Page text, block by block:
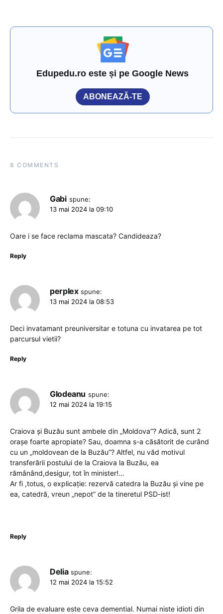
Edupedu.ro este și pe Google News
ABONEAZĂ-TE
8 COMMENTS
Gabi spune:
13 mai 2024 la 09:10
Oare i se face reclama mascata? Candideaza?
Reply
perplex spune:
13 mai 2024 la 08:53
Deci invatamant preuniversitar e totuna cu invatarea pe tot
parcursul vietii?
Reply
Glodeanu spune:
12 mai 2024 la 19:15
Craiova și Buzău sunt ambele din „Moldova”? Adică, sunt 2
orașe foarte apropiate? Sau, doamna s-a căsătorit de curând
cu un „moldovean de la Buzău”? Altfel, nu văd motivul
transferării postului de la Craiova la Buzău, ea
rămânând,desigur, tot în minister!…
Ar fi ,totus, o explicație: rezervă catedra la Buzău și vine pe
ea, catedră, vreun „nepot” de la tineretul PSD-ist!
Reply
Delia spune:
12 mai 2024 la 15:52
Grila de evaluare este ceva demential. Numai niste idioti din